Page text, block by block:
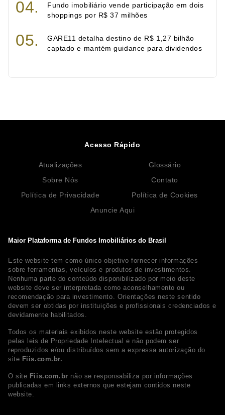
Fundo imobiliário vende participação em dois
shoppings por R$ 37 milhões
GARE11 detalha destino de R$ 1,27 bilhão
captado e mantém guidance para dividendos
Maior Plataforma de Fundos Imobiliários do Brasil
Este website tem como único objetivo fornecer informações
sobre ferramentas, veículos e produtos de investimentos.
Nenhuma parte do conteúdo disponibilizado por meio deste
website deve ser interpretada como aconselhamento ou
recomendação para investimento. Orientações neste sentido
devem ser obtidas por instituições e profissionais credenciados e
devidamente habilitados.
Todos os materiais exibidos neste website estão protegidos
pelas leis de Propriedade Intelectual e não podem ser
reproduzidos e/ou distribuídos sem a expressa autorização do
site Fiis.com.br.
O site Fiis.com.br não se responsabiliza por informações
publicadas em links externos que estejam contidos neste
website.
Acesso Rápido
Atualizações
Glossário
Sobre Nós
Contato
Política de Privacidade
Política de Cookies
Anuncie Aqui